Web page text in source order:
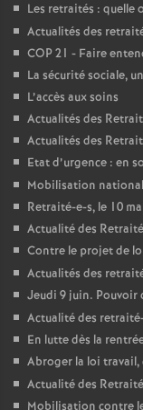
Les retraités : quelle
Actualités des
COP21 - Faire
La sécurité sociale,
L’accès aux soins
Actualités des
Actualités des
Etat d’urgence : en
Mobilisation
Retraité-e-s, le 10
Actualité des
Contre le projet de
Actualités des
Jeudi 9 juin. Pouvoir
Actualité des
En lutte dès la
Abroger la loi travail,
Actualité des